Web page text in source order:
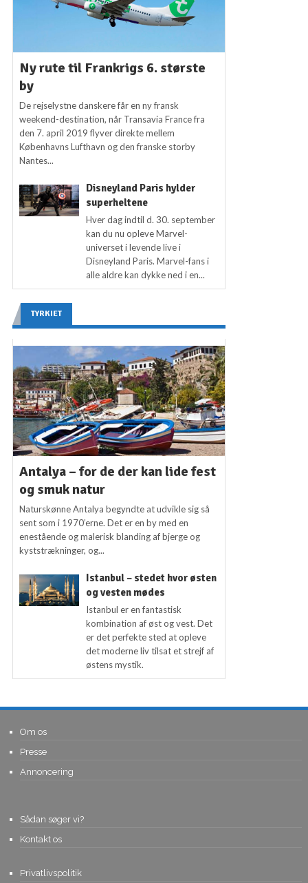
Ny rute til Frankrigs 6. største
by
De rejselystne danskere får en ny fransk
weekend-destination, når Transavia France fra
den 7. april 2019 flyver direkte mellem
Københavns Lufthavn og den franske storby
Nantes...
Disneyland Paris hylder
superheltene
Hver dag indtil d. 30. september
kan du nu opleve Marvel-
universet i levende live i
Disneyland Paris. Marvel-fans i
alle aldre kan dykke ned i en...
TYRKIET
Antalya – for de der kan lide fest
og smuk natur
Naturskønne Antalya begyndte at udvikle sig så
sent som i 1970’erne. Det er en by med en
enestående og malerisk blanding af bjerge og
kyststrækninger, og...
Istanbul – stedet hvor østen
og vesten mødes
Istanbul er en fantastisk
kombination af øst og vest. Det
er det perfekte sted at opleve
det moderne liv tilsat et strejf af
østens mystik.
Om os
Presse
Annoncering
Sådan søger vi?
Kontakt os
Privatlivspolitik